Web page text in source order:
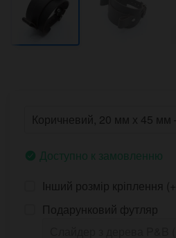
Доступно к замовленню
Інший розмір кріплення (+
Подарунковий футляр